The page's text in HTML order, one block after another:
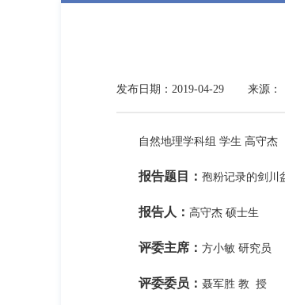
发布日期：2019-04-29 来源：
自然地理学科组 学生 高守杰（
报告题目： 孢粉记录的剑川
报告人： 高守杰 硕士生
评委主席： 方小敏 研究员
评委委员： 聂军胜 教 授